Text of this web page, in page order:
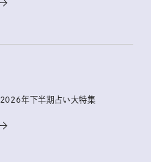
2026年下半期占い大特集